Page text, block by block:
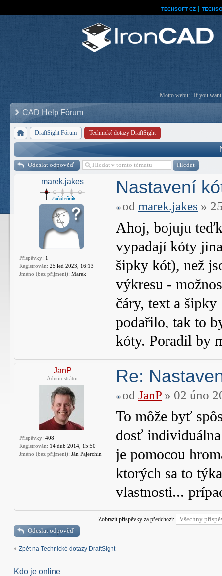
TECHSOFT CZ
Motto webu: "If you want
CAD Help Fórum
DraftSight Fórum Technické dotazy DraftSight
Odeslat odpověď
marek.jakes
Příspěvky: 1
Registrován: 25 led 2023, 16:13
Jméno (bez příjmení): Marek
Nastavení
od marek.jakes »
Ahoj, bojuju
vypadají kóty
šipky kót), než
výkresu -
čáry, text a
podařilo, tak to
kóty. Poradil by
JanP
Administrátor
Příspěvky: 408
Registrován: 14 dub 2014, 15:50
Jméno (bez příjmení): Ján Pajerchin
Re:
od JanP » 02 úno
To môže byť
dosť
je pomocou
ktorých sa to
vlastnosti...
Zobrazit příspěvky za předchozí:
Odeslat odpověď
Zpět na Technické dotazy DraftSight
Kdo je online